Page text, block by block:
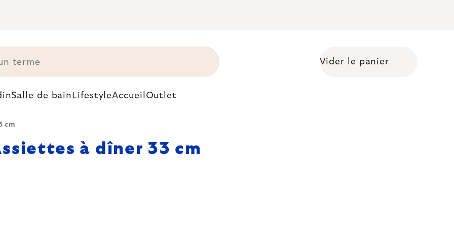
Shopping cart
Vider le panier
Salle de bain LifestyleAccueil Outlet
cm
à dîner 33 cm